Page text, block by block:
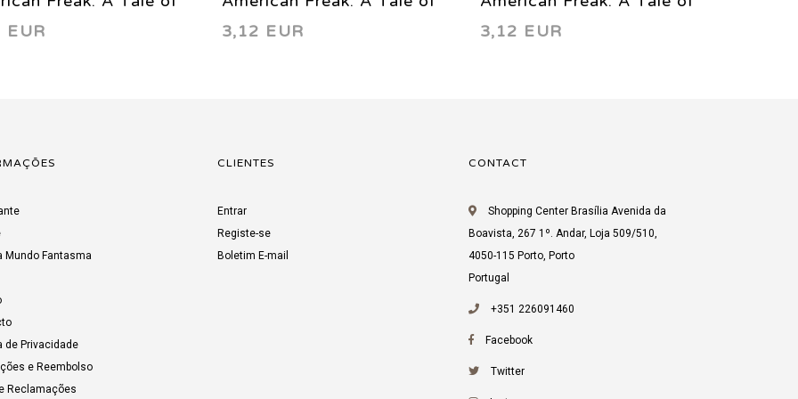
Men 5 1994
EUR
the Un-Men 4 1994
3,12 EUR
the Un-Men 3 1994
3,12 EUR
Mundo Fantasma
de Privacidade
e Reembolso
Reclamações
CLIENTES
Entrar
Registe-se
Boletim E-mail
CONTACT
Shopping Center Brasília Avenida da
Boavista, 267 1º. Andar, Loja 509/510,
4050-115 Porto, Porto
Portugal
+351 226091460
Facebook
Twitter